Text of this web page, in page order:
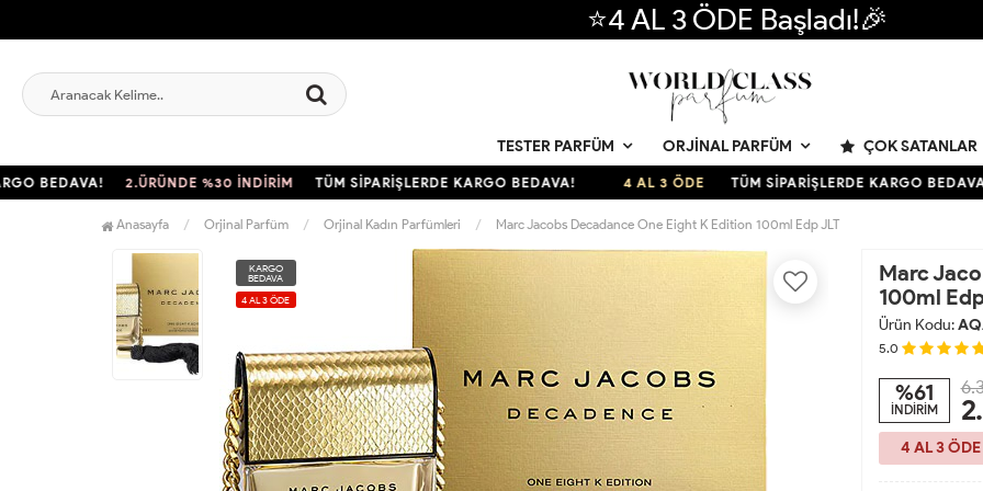
⭐4 AL 3 ÖDE Başladı!🎉
TESTER PARFÜM ORJINAL PARFÜM ÇOK SATANLAR
BEDAVA! 2.ÜRÜNDE %30 İNDİRİM TÜM SİPARİŞLERDE KARGO BEDAVA! 4 AL 3 ÖDE TÜM SİPARİŞLERDE KARGO BEDAVA!
Anasayfa Orjinal Parfüm Orjinal Kadın Parfümleri Marc Jacobs Decadance One Eight K Edition 100ml Edp JLT
KARGO
BEDAVA
4 AL 3 ÖDE
Marc
100ml
Ürün Kodu:
5.0
%61
İNDİRİM
4 AL 3 ÖDE